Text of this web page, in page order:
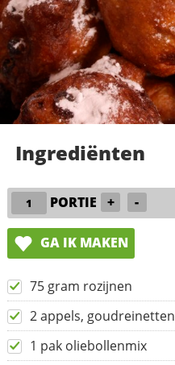
Ingrediënten
PORTIE + -
GA IK MAKEN
75 gram rozijnen
2 appels, goudreinetten
1 pak oliebollenmix